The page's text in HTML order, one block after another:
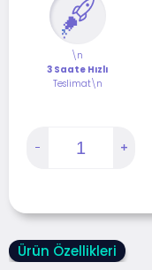
\n
3 Saate Hızlı
Teslimat\n
Ürün Özellikleri